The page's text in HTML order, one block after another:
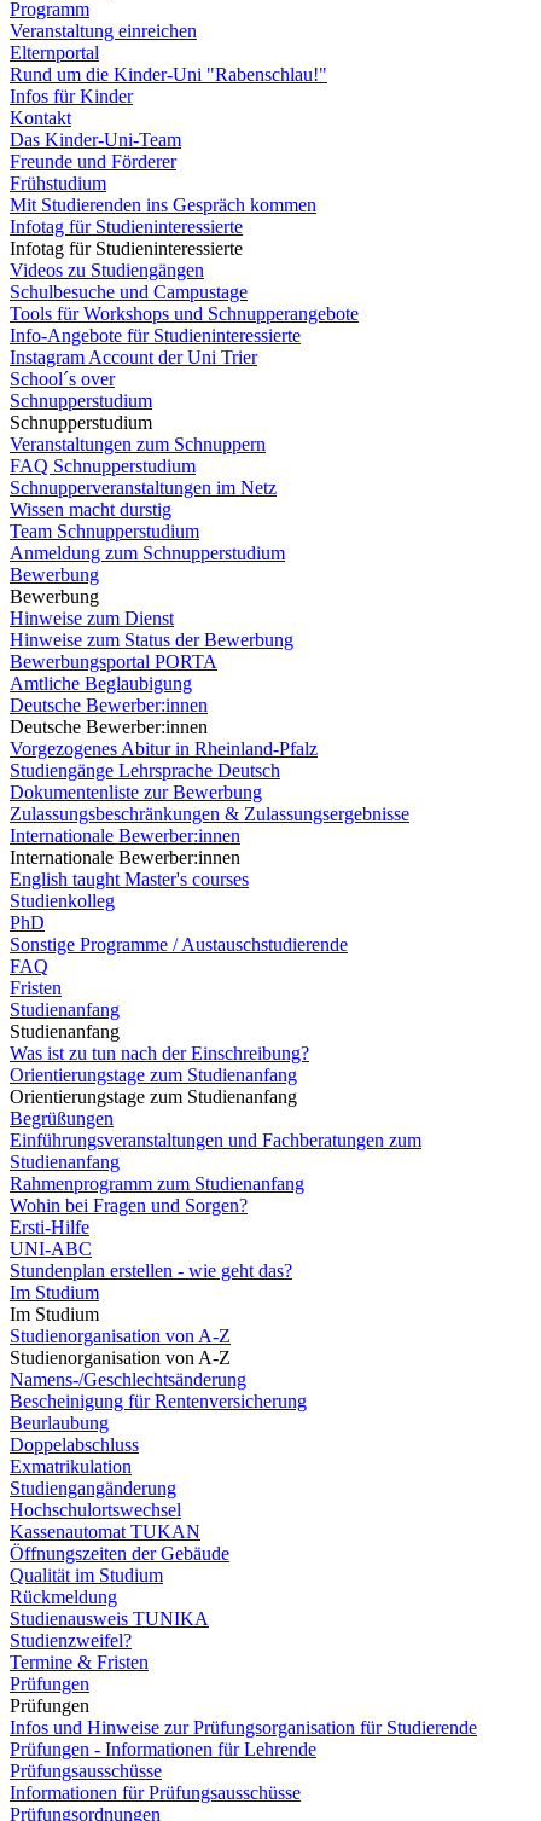
Programm
Veranstaltung einreichen
Elternportal
Rund um die Kinder-Uni "Rabenschlau!"
Infos für Kinder
Kontakt
Das Kinder-Uni-Team
Freunde und Förderer
Frühstudium
Mit Studierenden ins Gespräch kommen
Infotag für Studieninteressierte
Infotag für Studieninteressierte
Videos zu Studiengängen
Schulbesuche und Campustage
Tools für Workshops und Schnupperangebote
Info-Angebote für Studieninteressierte
Instagram Account der Uni Trier
School´s over
Schnupperstudium
Schnupperstudium
Veranstaltungen zum Schnuppern
FAQ Schnupperstudium
Schnupperveranstaltungen im Netz
Wissen macht durstig
Team Schnupperstudium
Anmeldung zum Schnupperstudium
Bewerbung
Bewerbung
Hinweise zum Dienst
Hinweise zum Status der Bewerbung
Bewerbungsportal PORTA
Amtliche Beglaubigung
Deutsche Bewerber:innen
Deutsche Bewerber:innen
Vorgezogenes Abitur in Rheinland-Pfalz
Studiengänge Lehrsprache Deutsch
Dokumentenliste zur Bewerbung
Zulassungsbeschränkungen & Zulassungsergebnisse
Internationale Bewerber:innen
Internationale Bewerber:innen
English taught Master's courses
Studienkolleg
PhD
Sonstige Programme / Austauschstudierende
FAQ
Fristen
Studienanfang
Studienanfang
Was ist zu tun nach der Einschreibung?
Orientierungstage zum Studienanfang
Orientierungstage zum Studienanfang
Begrüßungen
Einführungsveranstaltungen und Fachberatungen zum
Studienanfang
Rahmenprogramm zum Studienanfang
Wohin bei Fragen und Sorgen?
Ersti-Hilfe
UNI-ABC
Stundenplan erstellen - wie geht das?
Im Studium
Im Studium
Studienorganisation von A-Z
Studienorganisation von A-Z
Namens-/Geschlechtsänderung
Bescheinigung für Rentenversicherung
Beurlaubung
Doppelabschluss
Exmatrikulation
Studiengangänderung
Hochschulortswechsel
Kassenautomat TUKAN
Öffnungszeiten der Gebäude
Qualität im Studium
Rückmeldung
Studienausweis TUNIKA
Studienzweifel?
Termine & Fristen
Prüfungen
Prüfungen
Infos und Hinweise zur Prüfungsorganisation für Studierende
Prüfungen - Informationen für Lehrende
Prüfungsausschüsse
Informationen für Prüfungsausschüsse
Prüfungsordnungen